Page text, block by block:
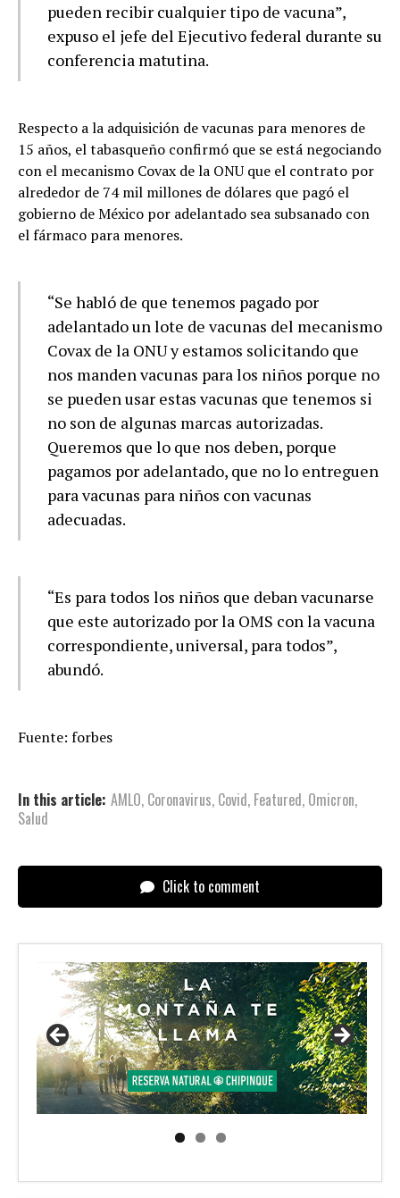
pueden recibir cualquier tipo de vacuna”,
expuso el jefe del Ejecutivo federal durante su
conferencia matutina.
Respecto a la adquisición de vacunas para menores de
15 años, el tabasqueño confirmó que se está negociando
con el mecanismo Covax de la ONU que el contrato por
alrededor de 74 mil millones de dólares que pagó el
gobierno de México por adelantado sea subsanado con
el fármaco para menores.
“Se habló de que tenemos pagado por
adelantado un lote de vacunas del mecanismo
Covax de la ONU y estamos solicitando que
nos manden vacunas para los niños porque no
se pueden usar estas vacunas que tenemos si
no son de algunas marcas autorizadas.
Queremos que lo que nos deben, porque
pagamos por adelantado, que no lo entreguen
para vacunas para niños con vacunas
adecuadas.
“Es para todos los niños que deban vacunarse
que este autorizado por la OMS con la vacuna
correspondiente, universal, para todos”,
abundó.
Fuente: forbes
In this article: AMLO, Coronavirus, Covid, Featured, Omicron,
Salud
Click to comment